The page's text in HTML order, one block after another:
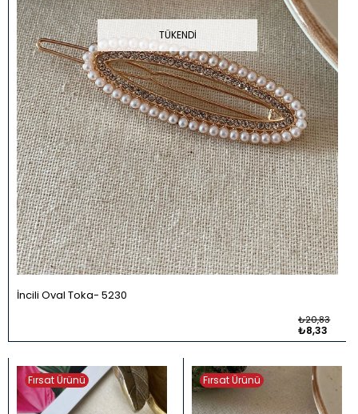
TÜKENDI
İncili Oval Toka 5230
₺8,33
₺20,83
Fırsat Ürünü Fırsat Ürünü